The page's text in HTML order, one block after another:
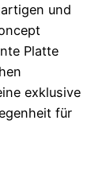
und
Platte
exklusive
für